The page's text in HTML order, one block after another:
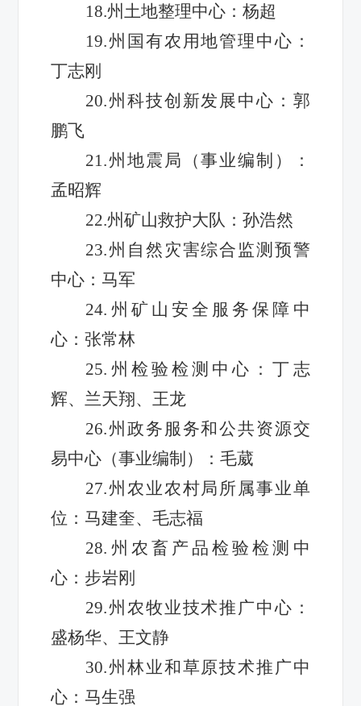
18.州土地整理中心：杨超
19.州国有农用地管理中心：
丁志刚
20.州科技创新发展中心：郭
鹏飞
21.州地震局（事业编制）：
孟昭辉
22.州矿山救护大队：孙浩然
23.州自然灾害综合监测预警
中心：马军
24.州矿山安全服务保障中
心：张常林
25.州检验检测中心：丁志
辉、兰天翔、王龙
26.州政务服务和公共资源交
易中心（事业编制）：毛葳
27.州农业农村局所属事业单
位：马建奎、毛志福
28. 州农畜产品检验检测中
心：步岩刚
29.州农牧业技术推广中心：
盛杨华、王文静
30.州林业和草原技术推广中
心：马生强